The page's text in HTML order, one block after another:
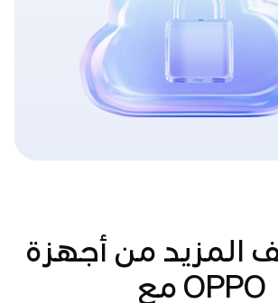
المزيد من أجهزة
OPPO مع